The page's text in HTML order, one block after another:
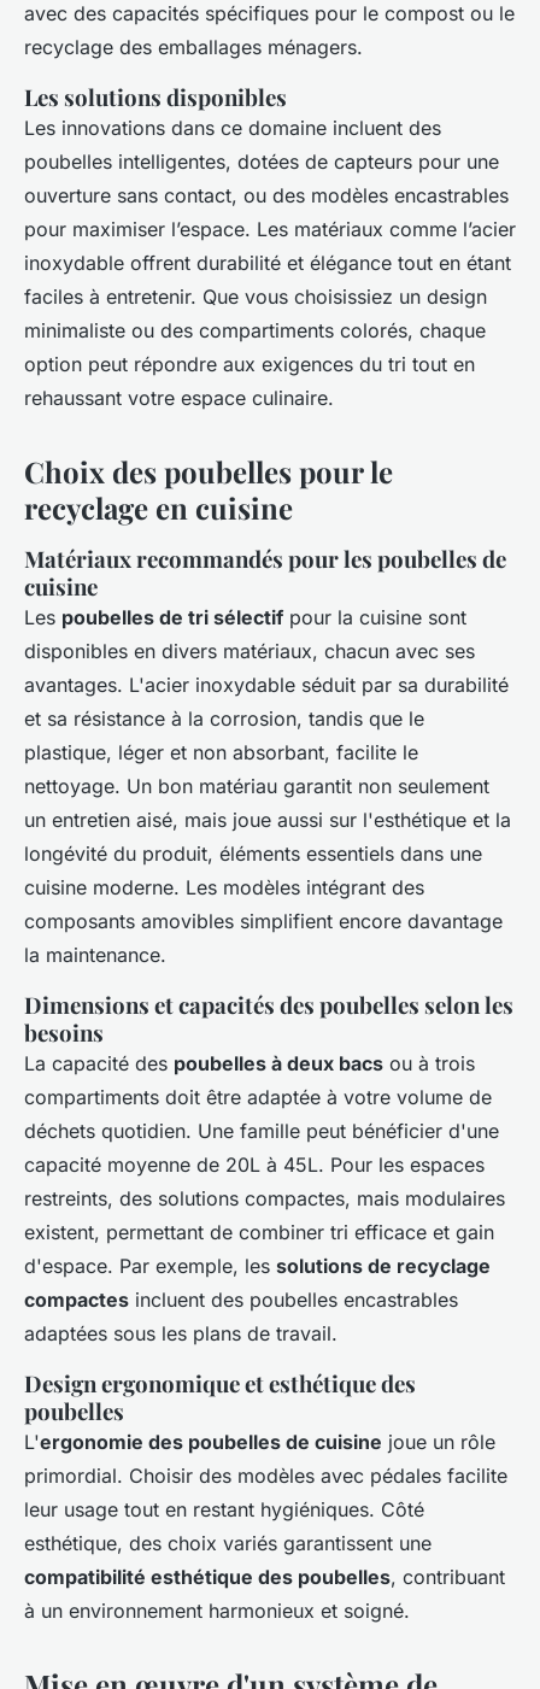
avec des capacités spécifiques pour le compost ou le
recyclage des emballages ménagers.
Les solutions disponibles
Les innovations dans ce domaine incluent des
poubelles intelligentes, dotées de capteurs pour une
ouverture sans contact, ou des modèles encastrables
pour maximiser l’espace. Les matériaux comme l’acier
inoxydable offrent durabilité et élégance tout en étant
faciles à entretenir. Que vous choisissiez un design
minimaliste ou des compartiments colorés, chaque
option peut répondre aux exigences du tri tout en
rehaussant votre espace culinaire.
Choix des poubelles pour le
recyclage en cuisine
Matériaux recommandés pour les poubelles de
cuisine
Les poubelles de tri sélectif pour la cuisine sont
disponibles en divers matériaux, chacun avec ses
avantages. L'acier inoxydable séduit par sa durabilité
et sa résistance à la corrosion, tandis que le
plastique, léger et non absorbant, facilite le
nettoyage. Un bon matériau garantit non seulement
un entretien aisé, mais joue aussi sur l'esthétique et la
longévité du produit, éléments essentiels dans une
cuisine moderne. Les modèles intégrant des
composants amovibles simplifient encore davantage
la maintenance.
Dimensions et capacités des poubelles selon les
besoins
La capacité des poubelles à deux bacs ou à trois
compartiments doit être adaptée à votre volume de
déchets quotidien. Une famille peut bénéficier d'une
capacité moyenne de 20L à 45L. Pour les espaces
restreints, des solutions compactes, mais modulaires
existent, permettant de combiner tri efficace et gain
d'espace. Par exemple, les solutions de recyclage
compactes incluent des poubelles encastrables
adaptées sous les plans de travail.
Design ergonomique et esthétique des
poubelles
L'ergonomie des poubelles de cuisine joue un rôle
primordial. Choisir des modèles avec pédales facilite
leur usage tout en restant hygiéniques. Côté
esthétique, des choix variés garantissent une
compatibilité esthétique des poubelles, contribuant
à un environnement harmonieux et soigné.